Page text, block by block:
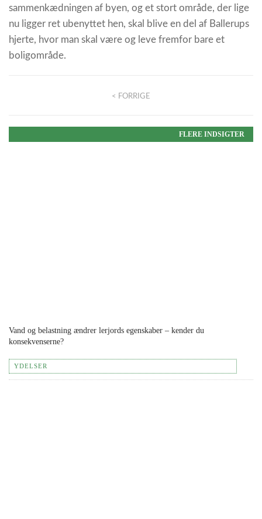
sammenkædningen af byen, og et stort område, der lige
nu ligger ret ubenyttet hen, skal blive en del af Ballerups
hjerte, hvor man skal være og leve fremfor bare et
boligområde.
< FORRIGE
FLERE INDSIGTER
Vand og belastning ændrer lerjords egenskaber – kender du
konsekvenserne?
YDELSER